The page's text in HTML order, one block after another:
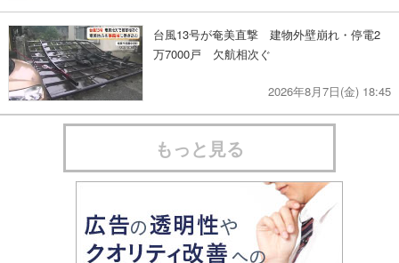
台風13号が奄美直撃 建物外壁崩れ・停電2
万7000戸 欠航相次ぐ
2026年8月7日(金) 18:45
もっと見る